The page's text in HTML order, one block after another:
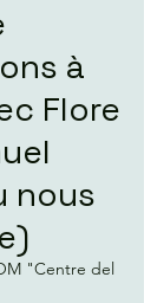
à
Flore
nous
"Centre del